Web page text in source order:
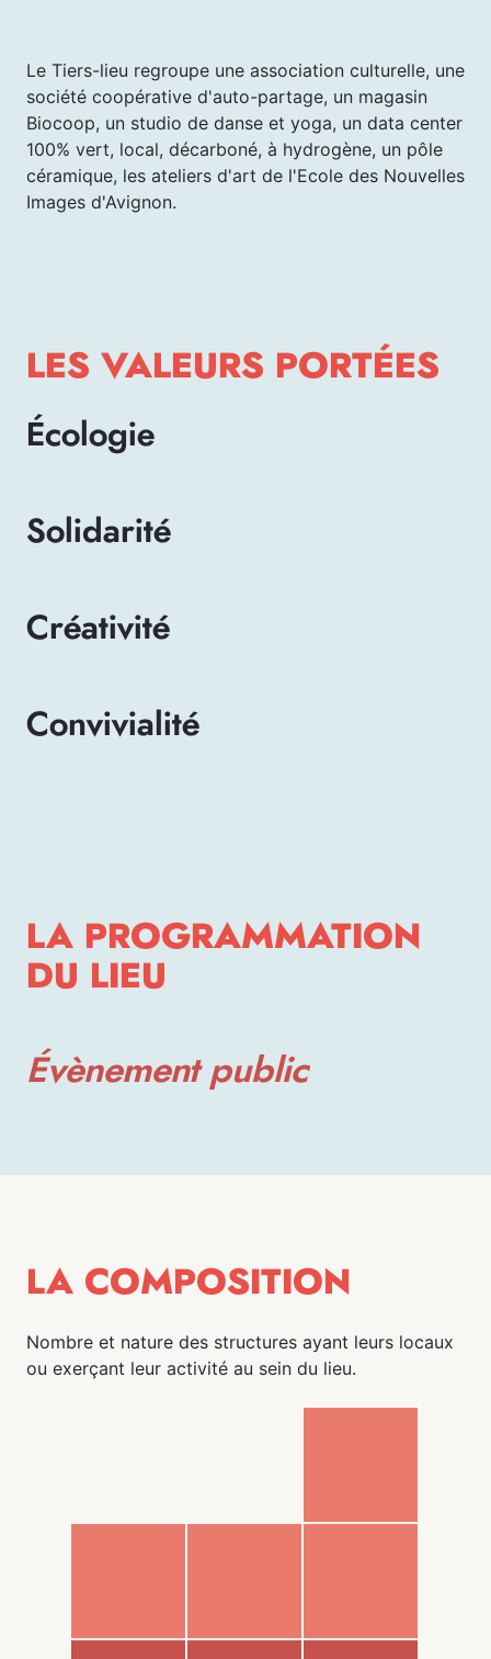
Le Tiers-lieu regroupe une association culturelle, une
société coopérative d'auto-partage, un magasin
Biocoop, un studio de danse et yoga, un data center
100% vert, local, décarboné, à hydrogène, un pôle
céramique, les ateliers d'art de l'Ecole des Nouvelles
Images d'Avignon.
LES VALEURS PORTÉES
Écologie
Solidarité
Créativité
Convivialité
LA PROGRAMMATION
DU LIEU
Évènement public
LA COMPOSITION
Nombre et nature des structures ayant leurs locaux
ou exerçant leur activité au sein du lieu.